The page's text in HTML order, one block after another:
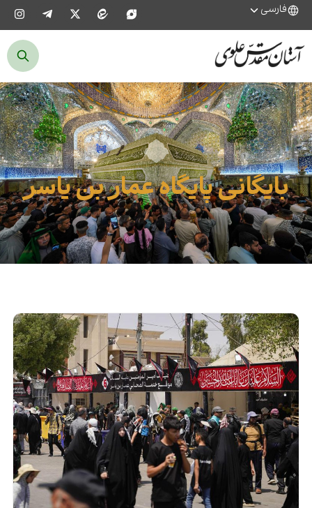
فارسی
بایگانی پایگاه عمار بن یاسر